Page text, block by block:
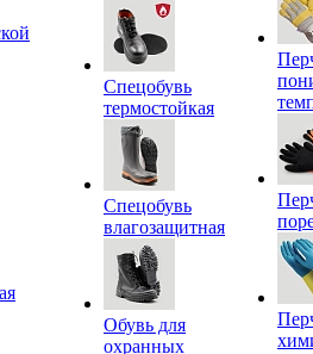
Спецобувь
термостойкая
Спецобувь
влагозащитная
Обувь для
охранных